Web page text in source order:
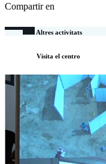
Compartir en
Altres activitats
Visita el centro